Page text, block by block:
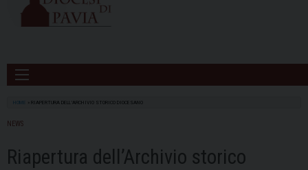
HOME RIAPERTURA DELL’ARCHIVIO STORICO DIOCESANO
NEWS
Riapertura dell’Archivio storico